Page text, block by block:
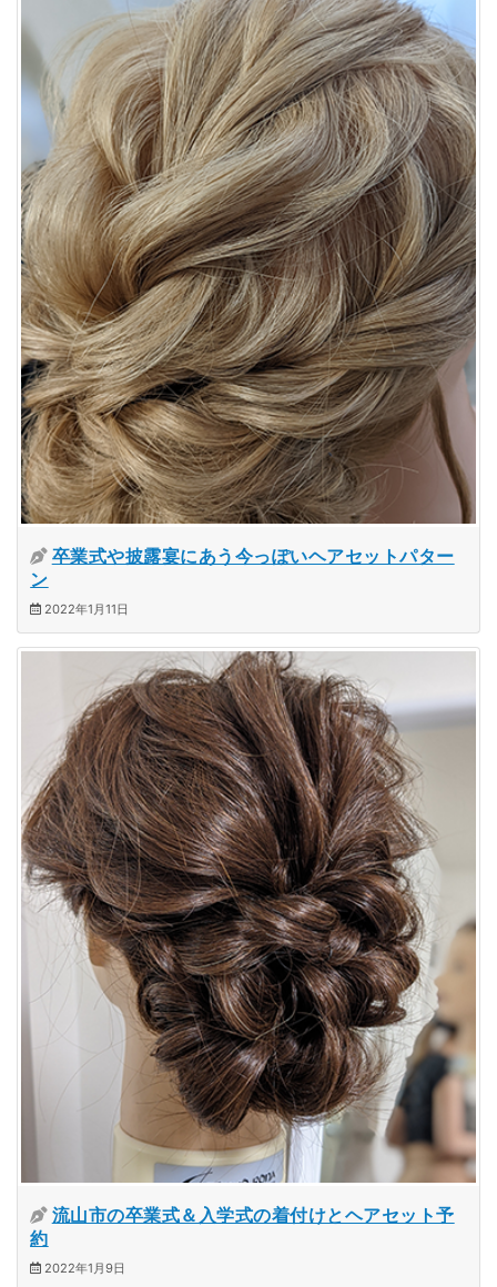
卒業式や披露宴にあう今っぽいヘアセットパター
ン
2022年1月11日
流山市の卒業式＆入学式の着付けとヘアセット予
約
2022年1月9日